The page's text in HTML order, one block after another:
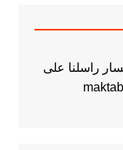
راسلنا على